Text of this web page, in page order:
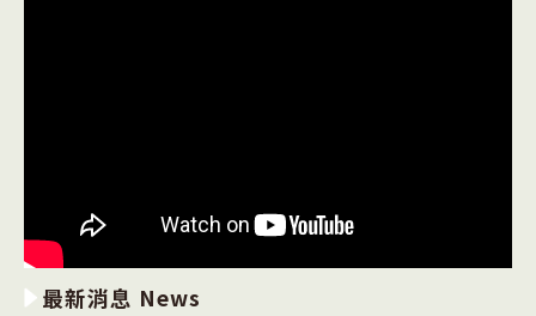
最新消息 News